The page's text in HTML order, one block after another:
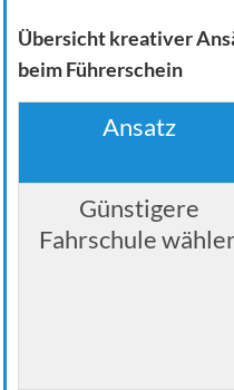
Übersicht kreativer
beim Führerschein
Ansatz
Günstigere
Fahrschule